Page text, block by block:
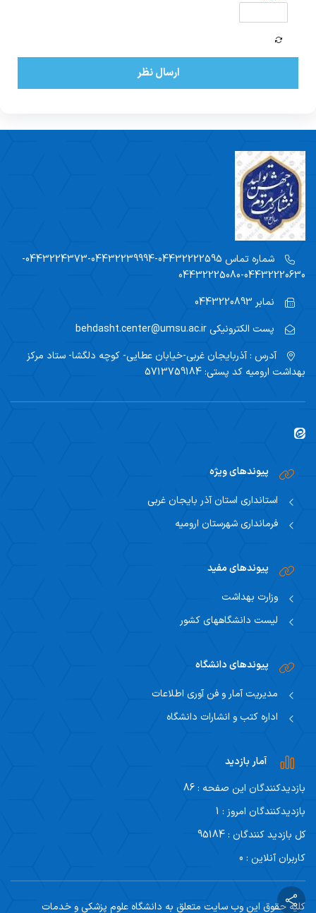
ارسال نظر
شماره تماس
04432222595-04432239994-0443224373-
04432220630-04432225080
نمابر
پست الکترونیکی behdasht.center@umsu.ac.ir
آدرس : آذربایجان غربی-خیابان عطایی- کوچه دلگشا- ستاد مرکز
بهداشت ارومیه کد پستی: 5713759184
پیوندهای ویژه
استانداری استان آذر بایجان غربی
فرمانداری شهرستان ارومیه
پیوندهای مفید
وزارت بهداشت
لیست دانشگاههای کشور
پیوندهای دانشگاه
مدیریت آمار و فن آوری اطلاعات
اداره کتب و انشارات دانشگاه
آمار بازدید
بازدیدکنندگان این صفحه : 86
بازدیدکنندگان امروز : 1
کل بازدید کنندگان : 95184
کاربران آنلاین : 0
کلیه حقوق این وب سایت متعلق به دانشگاه علوم پزشکی و خدمات